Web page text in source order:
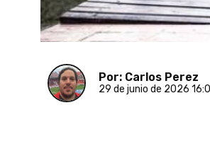
Por: Carlos Perez
29 de junio de 2026